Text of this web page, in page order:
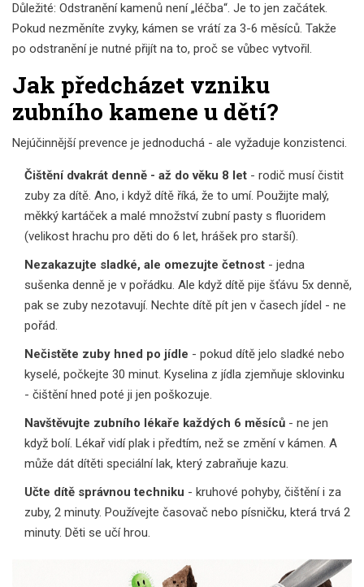
Důležité: Odstranění kamenů není „léčba“. Je to jen začátek.
Pokud nezměníte zvyky, kámen se vrátí za 3-6 měsíců. Takže
po odstranění je nutné přijít na to, proč se vůbec vytvořil.
Jak předcházet vzniku
zubního kamene u dětí?
Nejúčinnější prevence je jednoduchá - ale vyžaduje konzistenci.
Čištění dvakrát denně - až do věku 8 let - rodič musí čistit
zuby za dítě. Ano, i když dítě říká, že to umí. Použijte malý,
měkký kartáček a malé množství zubní pasty s fluoridem
(velikost hrachu pro děti do 6 let, hrášek pro starší).
Nezakazujte sladké, ale omezujte četnost - jedna
sušenka denně je v pořádku. Ale když dítě pije šťávu 5x denně,
pak se zuby nezotavují. Nechte dítě pít jen v časech jídel - ne
pořád.
Nečistěte zuby hned po jídle - pokud dítě jelo sladké nebo
kyselé, počkejte 30 minut. Kyselina z jídla zjemňuje sklovinku
- čištění hned poté ji jen poškozuje.
Navštěvujte zubního lékaře každých 6 měsíců - ne jen
když bolí. Lékař vidí plak i předtím, než se změní v kámen. A
může dát dítěti speciální lak, který zabraňuje kazu.
Učte dítě správnou techniku - kruhové pohyby, čištění i za
zuby, 2 minuty. Používejte časovač nebo písničku, která trvá 2
minuty. Děti se učí hrou.